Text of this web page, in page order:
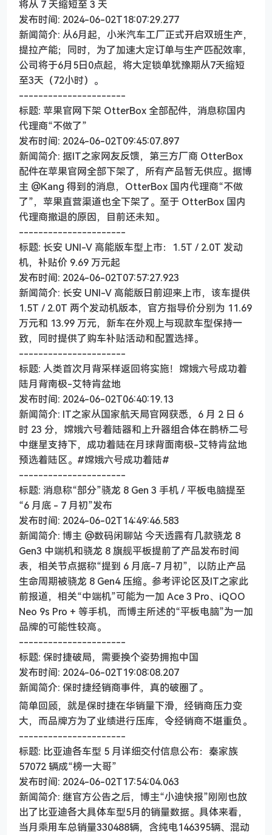
将从 7 天缩短至 3 天
发布时间: 2024-06-02T18:07:29.277
新闻简介: 从6月起，小米汽车工厂正式开启双班生产，
提拉产能；同时，为了加速大定订单与生产匹配效率，
公司将于6月5日0点起，将大定锁单犹豫期从7天缩短
至3天（72小时）。
----------------------
标题: 苹果官网下架 OtterBox 全部配件，消息称国内
代理商“不做了”
发布时间: 2024-06-02T09:45:07.897
新闻简介: 据IT之家网友反馈，第三方厂商 OtterBox
配件在苹果官网全部下架了，所有产品暂无供应。据博
主 @Kang 得到的消息，OtterBox 国内代理商“不做
了”，苹果直营渠道也全下架了。至于 OtterBox 国内
代理商撤退的原因，目前还未知。
----------------------
标题: 长安 UNI-V 高能版车型上市：1.5T / 2.0T 发动
机，补贴价 9.69 万元起
发布时间: 2024-06-02T07:57:27.923
新闻简介: 长安 UNI-V 高能版日前迎来上市，该车提供
1.5T / 2.0T 两个发动机版本，官方指导价分别为 11.69
万元和 13.99 万元，新车在外观上与现款车型保持一
致，同时提供了购车补贴活动和配置选择。
----------------------
标题: 人类首次月背采样返回将实施！嫦娥六号成功着
陆月背南极-艾特肯盆地
发布时间: 2024-06-02T06:40:19.13
新闻简介: IT之家从国家航天局官网获悉，6 月 2 日 6
时 23 分，嫦娥六号着陆器和上升器组合体在鹊桥二号
中继星支持下，成功着陆在月球背面南极-艾特肯盆地
预选着陆区。#嫦娥六号成功着陆#
----------------------
标题: 消息称“部分”骁龙 8 Gen 3 手机 / 平板电脑提至
“6 月底 - 7 月初”发布
发布时间: 2024-06-02T14:49:46.583
新闻简介: 博主 @数码闲聊站 今天透露有几款骁龙 8
Gen3 中端机和骁龙 8 旗舰平板提前了产品发布时间
表，相关节点据称“提到 6 月底-7 月初”，以防止产品
生命周期被骁龙 8 Gen4 压缩。参考评论区及IT之家此
前报道，相关“中端机”可能为一加 Ace 3 Pro、iQOO
Neo 9s Pro + 等手机，而博主所述的“平板电脑”为一加
品牌的可能性较高。
----------------------
标题: 保时捷破局，需要换个姿势拥抱中国
发布时间: 2024-06-02T19:08:08.207
新闻简介: 保时捷经销商事件，真的破圈了。
简单回顾，就是保时捷在华销量下滑，经销商压力变
大，而品牌方为了业绩进行压库，令经销商不堪重负。
----------------------
标题: 比亚迪各车型 5 月详细交付信息公布：秦家族
57072 辆成“榜一大哥”
发布时间: 2024-06-02T17:54:04.063
新闻简介: 继官方公告之后，博主“小迪快报”刚刚也放
出了比亚迪各大具体车型5月的销量数据。具体来看，
当月乘用车总销量330488辆，含纯电146395辆、混动